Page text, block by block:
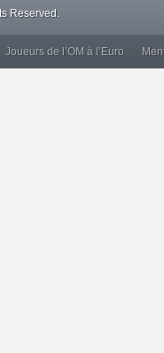
Reserved.
Joueurs de l’OM à l’Euro